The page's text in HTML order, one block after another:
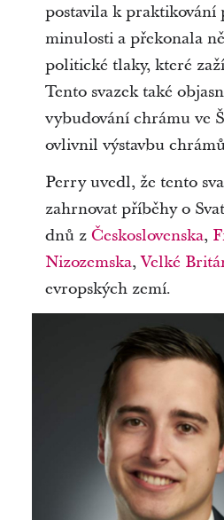
postavila k praktikování
minulosti a překonala
politické tlaky, které
Tento svazek také
vybudování chrámu ve
ovlivnil výstavbu
Perry uvedl, že tento
zahrnovat příběhy o
dnů z Československa,
Nizozemska,Velké
evropských zemí.